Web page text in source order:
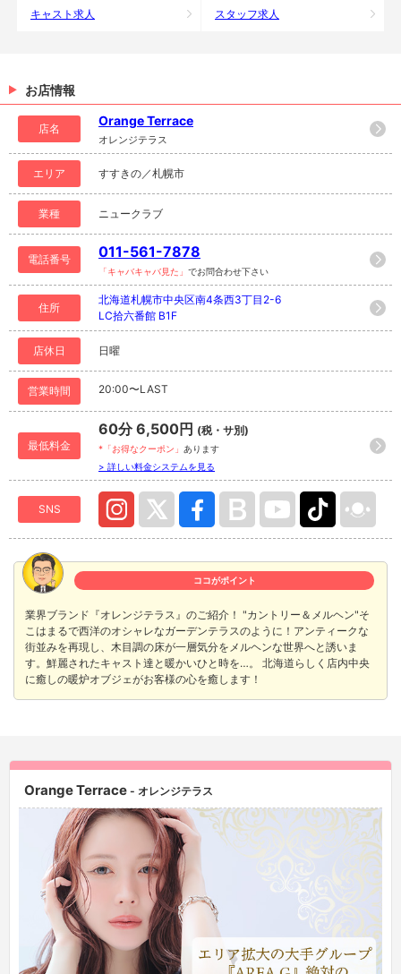
キャスト求人 スタッフ求人
お店情報
店名
Orange Terrace
オレンジテラス
エリア すすきの／札幌市
業種 ニュークラブ
電話番号 011-561-7878
「キャバキャバ見た」 でお問合わせ下さい
住所
北海道札幌市中央区南4条西3丁目2-6
LC拾六番館 B1F
店休日 日曜
営業時間 20:00〜LAST
最低料金
60分 6,500円 (税・サ別)
*「お得なクーポン」 あります
> 詳しい料金システムを見る
SNS
ココがポイント
業界ブランド『オレンジテラス』のご紹介！ "カントリー＆メルヘン"そ
こはまるで西洋のオシャレなガーデンテラスのように！アンティークな
街並みを再現し、木目調の床が一層気分をメルヘンな世界へと誘いま
す。鮮麗されたキャスト達と暖かいひと時を…。 北海道らしく店内中央
に癒しの暖炉オブジェがお客様の心を癒します！
Orange Terrace - オレンジテラス